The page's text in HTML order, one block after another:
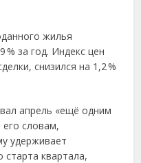
жилья
% за год. Индекс цен
снизился на 1,2 %
апрель «ещё одним
словам,
удерживает
старта квартала,